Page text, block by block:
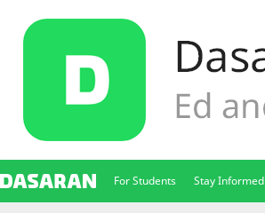
For Students Stay Informed